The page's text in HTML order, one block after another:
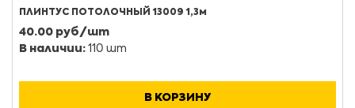
ПЛИНТУС ПОТОЛОЧНЫЙ 13009 1,3м
40.00 руб/шт
В наличии: 110 шт
В КОРЗИНУ